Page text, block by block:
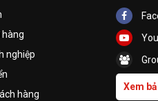
hàng
nghiệp
hàng
Xem